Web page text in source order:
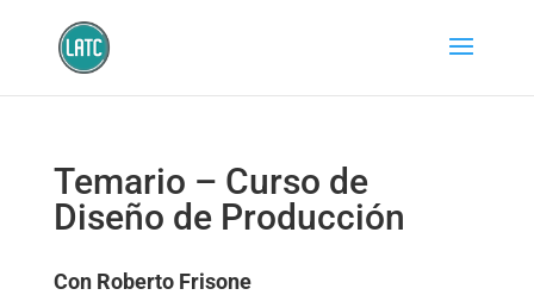
Temario – Curso de
Diseño de Producción
Con Roberto Frisone